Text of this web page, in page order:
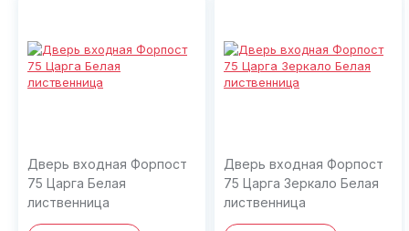
Дверь входная Форпост
75 Царга Белая
лиственница
Дверь входная Форпост
75 Царга Зеркало Белая
лиственница